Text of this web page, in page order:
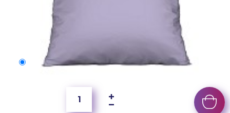
50x40 cm